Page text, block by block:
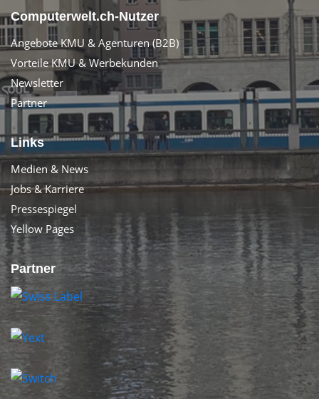
Computerwelt.ch-Nutzer
Angebote KMU & Agenturen (B2B)
Vorteile KMU & Werbekunden
Newsletter
Partner
Links
Medien & News
Jobs & Karriere
Pressespiegel
Yellow Pages
Partner